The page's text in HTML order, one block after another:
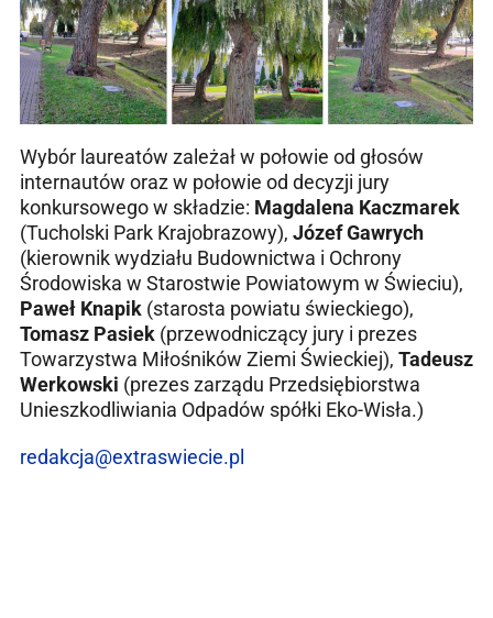
Wybór laureatów zależał w połowie od głosów
internautów oraz w połowie od decyzji jury
konkursowego w składzie: Magdalena Kaczmarek
(Tucholski Park Krajobrazowy), Józef Gawrych
(kierownik wydziału Budownictwa i Ochrony
Środowiska w Starostwie Powiatowym w Świeciu),
Paweł Knapik (starosta powiatu świeckiego),
Tomasz Pasiek (przewodniczący jury i prezes
Towarzystwa Miłośników Ziemi Świeckiej), Tadeusz
Werkowski (prezes zarządu Przedsiębiorstwa
Unieszkodliwiania Odpadów spółki Eko-Wisła.)
redakcja@extraswiecie.pl